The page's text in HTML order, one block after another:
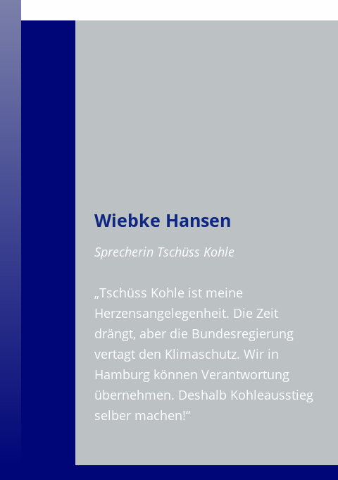
Wiebke Hansen
Sprecherin Tschüss Kohle
„Tschüss Kohle ist meine
Herzensangelegenheit. Die Zeit
drängt, aber die Bundesregierung
vertagt den Klimaschutz. Wir in
Hamburg können Verantwortung
übernehmen. Deshalb Kohleausstieg
selber machen!“